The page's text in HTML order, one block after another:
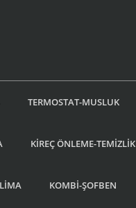
TERMOSTAT-MUSLUK
KİREÇ ÖNLEME-TEMİZLİK
KOMBİ-ŞOFBEN